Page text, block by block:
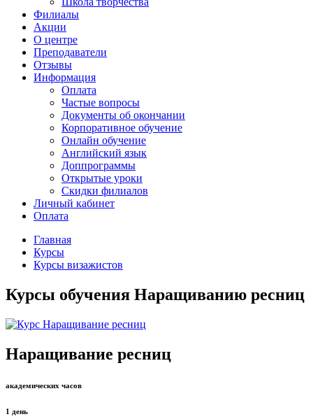
Филиалы
Акции
О центре
Преподаватели
Отзывы
Информация
Оплата
Частые вопросы
Документы об окончании
Корпоративное обучение
Онлайн обучение
Английский язык
Доппрограммы
Открытые уроки
Скидки филиалов
Личный кабинет
Оплата
Главная
Курсы
Курсы визажистов
Курсы обучения Наращиванию ресниц
Наращивание ресниц
академических часов
1 день